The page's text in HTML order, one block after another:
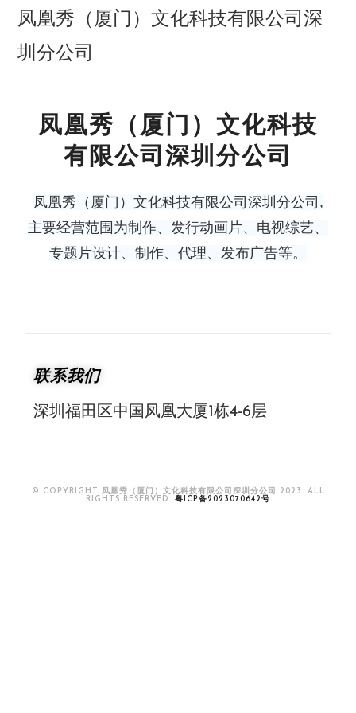
凤凰秀（厦门）文化科技有限公司深
圳分公司
凤凰秀（厦门）文化科技
有限公司深圳分公司
凤凰秀（厦门）文化科技有限公司深圳分公司,
主要经营范围为制作、发行动画片、电视综艺、
专题片设计、制作、代理、发布广告等。
联系我们
深圳福田区中国凤凰大厦1栋4-6层
© COPYRIGHT 凤凰秀（厦门）文化科技有限公司深圳分公司 2023. ALL
RIGHTS RESERVED. 粤ICP备2023070642号